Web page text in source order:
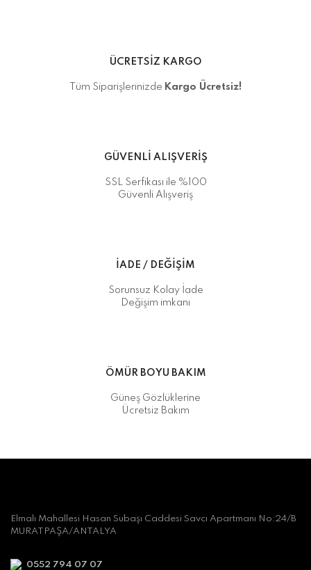
ÜCRETSİZ KARGO
Tüm Siparişlerinizde Kargo Ücretsiz!
GÜVENLİ ALIŞVERİŞ
SSL Serfikası ile %100
Güvenli Alışveriş
İADE / DEĞİŞİM
Sorunsuz Kolay İade
Değişim imkanı
ÖMÜR BOYU BAKIM
Güneş Gözlüklerine
Ücretsiz Bakım
Elmalı Mahallesi Hasan Subaşı Caddesi Savcı Apartmanı No:24/B
MURATPAŞA/ANTALYA
0552 794 07 07